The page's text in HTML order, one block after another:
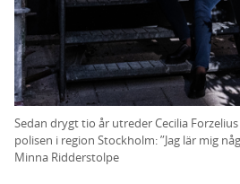
Sedan drygt tio år utreder Cecilia
polisen i region Stockholm: ”Jag lär mig
Minna Ridderstolpe